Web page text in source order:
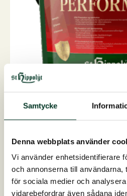
Samtycke
Denna webbplats använder
Vi använder enhetsidentifierare
och annonserna till användarna,
för sociala medier och
vidarebefordrar även sådana
produktsidan
På lager
PrestationsboosterStöttar
Från 1.040,00SEK
Välj
Den
här